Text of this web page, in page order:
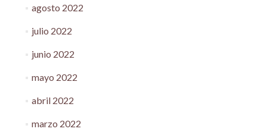
agosto 2022
julio 2022
junio 2022
mayo 2022
abril 2022
marzo 2022